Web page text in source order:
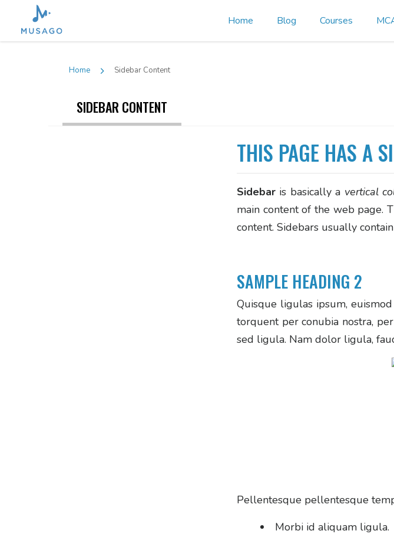
Home Blog Courses
Home Sidebar Content
SIDEBAR CONTENT
THIS PAGE HAS A
Sidebar is basically a vertical
main content of the web page.
content. Sidebars usually
SAMPLE HEADING 2
Quisque ligulas ipsum,
torquent per conubia nostra,
sed ligula. Nam dolor ligula,
Pellentesque pellentesque
Morbi id aliquam ligula.